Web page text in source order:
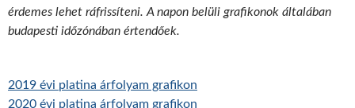
érdemes lehet ráfrissíteni. A napon belüli grafikonok általában
budapesti időzónában értendőek.
2019 évi platina árfolyam grafikon
2020 évi platina árfolyam grafikon